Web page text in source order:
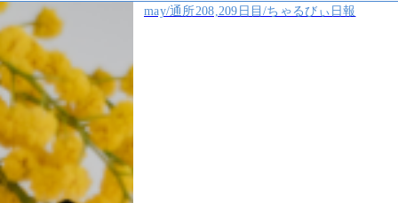
may/通所208,209日目/ちゃるびぃ日報